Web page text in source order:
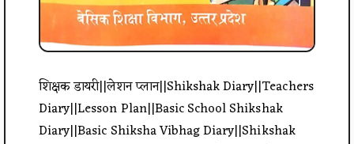
शिक्षक डायरी||लेशन प्लान||Shikshak Diary||Teachers
Diary||Lesson Plan||Basic School Shikshak
Diary||Basic Shiksha Vibhag Diary||Shikshak